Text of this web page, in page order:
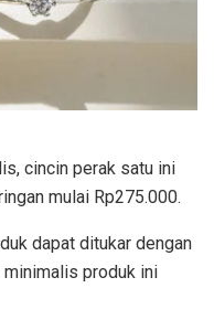
cincin perak satu ini
mulai Rp275.000.
dapat ditukar dengan
minimalis produk ini